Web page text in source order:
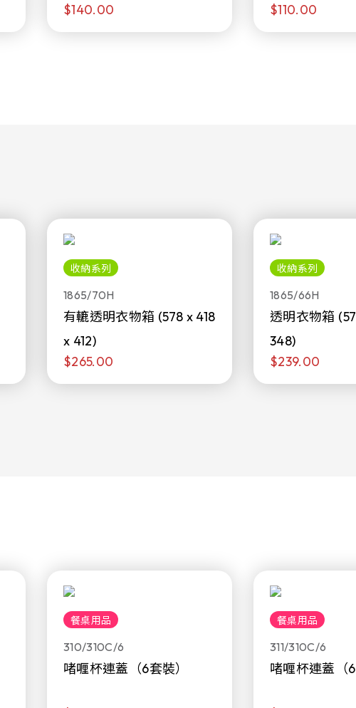
$140.00
日限定發售)
$110.00
收納系列
1865/70H
有轆透明衣物箱 (578 x 418
x 412)
$265.00
收納系列
1865/66H
透明衣物箱
348)
$239.00
餐桌用品
310/310C/6
啫喱杯連蓋（6套裝）
餐桌用品
311/310C/6
啫喱杯連蓋（